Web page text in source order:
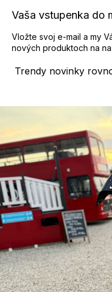
Trendy novinky
Vaša vstupenka do
Vložte svoj e-mail a my
nových produktoch na